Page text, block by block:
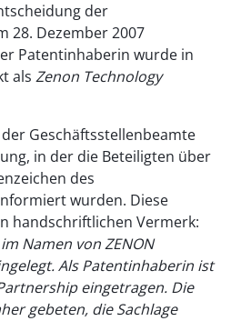
der
28. Dezember 2007
Patentinhaberin wurde in
als Zenon Technology
Geschäftsstellenbeamte
in der die Beteiligten über
des
wurden. Diese
handschriftlichen Vermerk:
Namen von ZENON
Als Patentinhaberin ist
eingetragen. Die
gebeten, die Sachlage